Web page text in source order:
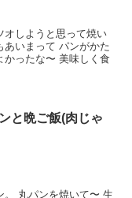
オしようと思って焼い
いまって パンがかた
かったな〜 美味しく食
と晩ご飯(肉じゃ
。 丸パンを焼いて〜 生